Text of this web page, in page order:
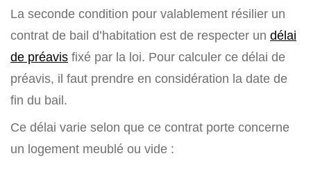
La seconde condition pour valablement résilier un
contrat de bail d’habitation est de respecter un délai
de préavis fixé par la loi. Pour calculer ce délai de
préavis, il faut prendre en considération la date de
fin du bail.
Ce délai varie selon que ce contrat porte concerne
un logement meublé ou vide :